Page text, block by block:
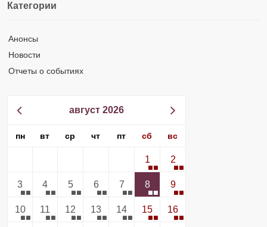
Категории
Анонсы
Новости
Отчеты о событиях
август 2026
пн вт ср чт пт сб вс
1 2
3 4 5 6 7 8 9
10 11 12 13 14 15 16